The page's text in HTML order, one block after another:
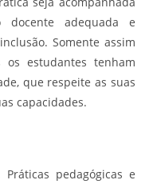
docente adequada e
Somente assim
estudantes tenham
que respeite as suas
capacidades.
Práticas pedagógicas e